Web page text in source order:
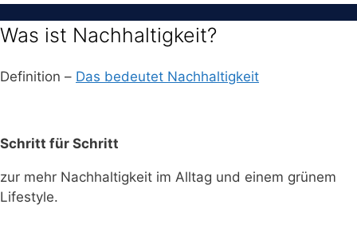
Was ist Nachhaltigkeit?
Definition – Das bedeutet Nachhaltigkeit
Schritt für Schritt
zur mehr Nachhaltigkeit im Alltag und einem grünem
Lifestyle.